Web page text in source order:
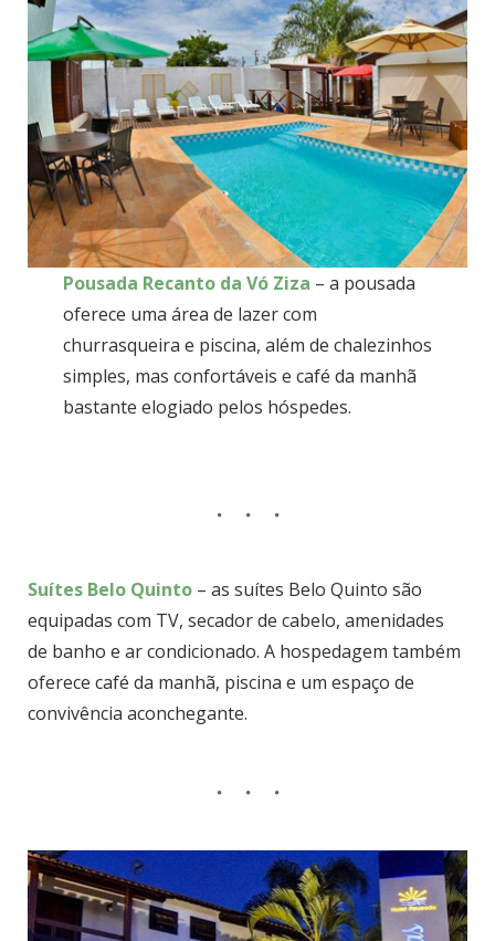
Pousada Recanto da Vó Ziza – a pousada
oferece uma área de lazer com
churrasqueira e piscina, além de chalezinhos
simples, mas confortáveis e café da manhã
bastante elogiado pelos hóspedes.
Suítes Belo Quinto – as suítes Belo Quinto são
equipadas com TV, secador de cabelo, amenidades
de banho e ar condicionado. A hospedagem também
oferece café da manhã, piscina e um espaço de
convivência aconchegante.